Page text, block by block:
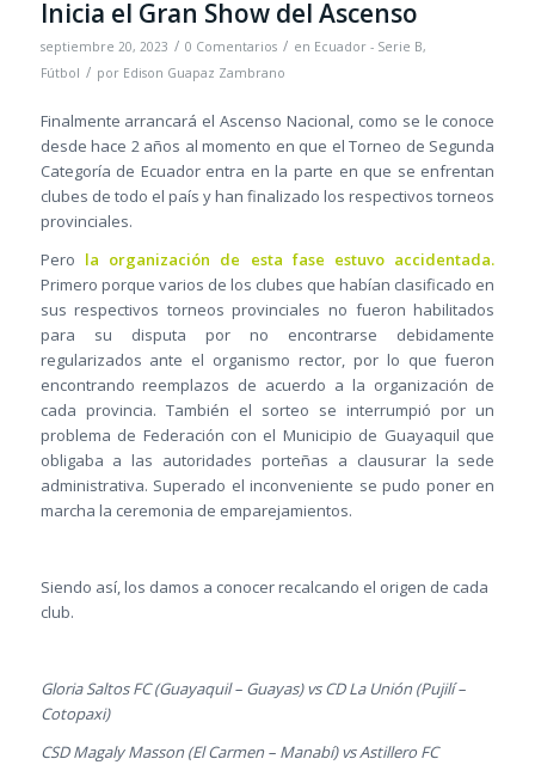
Inicia el Gran Show del Ascenso
septiembre 20, 2023 / 0 Comentarios / en Ecuador - Serie B,
Fútbol / por Edison Guapaz Zambrano
Finalmente arrancará el Ascenso Nacional, como se le conoce
desde hace 2 años al momento en que el Torneo de Segunda
Categoría de Ecuador entra en la parte en que se enfrentan
clubes de todo el país y han finalizado los respectivos torneos
provinciales.
Pero la organización de esta fase estuvo accidentada.
Primero porque varios de los clubes que habían clasificado en
sus respectivos torneos provinciales no fueron habilitados
para su disputa por no encontrarse debidamente
regularizados ante el organismo rector, por lo que fueron
encontrando reemplazos de acuerdo a la organización de
cada provincia. También el sorteo se interrumpió por un
problema de Federación con el Municipio de Guayaquil que
obligaba a las autoridades porteñas a clausurar la sede
administrativa. Superado el inconveniente se pudo poner en
marcha la ceremonia de emparejamientos.
Siendo así, los damos a conocer recalcando el origen de cada
club.
Gloria Saltos FC (Guayaquil – Guayas) vs CD La Unión (Pujilí –
Cotopaxi)
CSD Magaly Masson (El Carmen – Manabí) vs Astillero FC